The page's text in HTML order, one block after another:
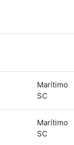
Marítimo
SC
Marítimo
SC